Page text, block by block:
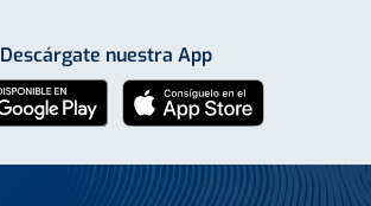
Descárgate nuestra App